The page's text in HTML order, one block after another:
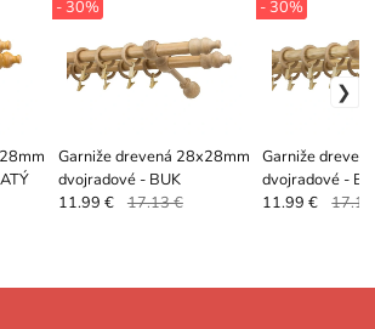
Garniže drevená 28x28mm
dvojradové - BUK
- 30%
11.99 € 17.13 €
Garniže
dvojradové -
- 30%
11.99 €